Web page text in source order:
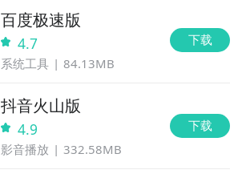
百度极速版
4.7
系统工具 84.13MB
下载
抖音火山版
4.9
影音播放 332.58MB
下载